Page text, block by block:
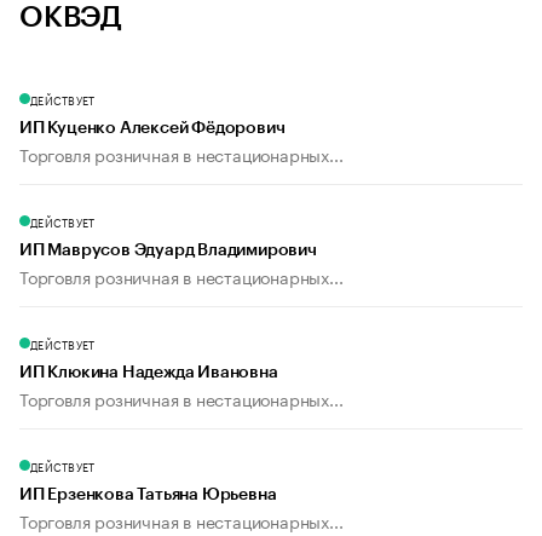
ОКВЭД
ДЕЙСТВУЕТ
ИП Куценко Алексей Фёдорович
Торговля розничная в нестационарных...
ДЕЙСТВУЕТ
ИП Маврусов Эдуард Владимирович
Торговля розничная в нестационарных...
ДЕЙСТВУЕТ
ИП Клюкина Надежда Ивановна
Торговля розничная в нестационарных...
ДЕЙСТВУЕТ
ИП Ерзенкова Татьяна Юрьевна
Торговля розничная в нестационарных...